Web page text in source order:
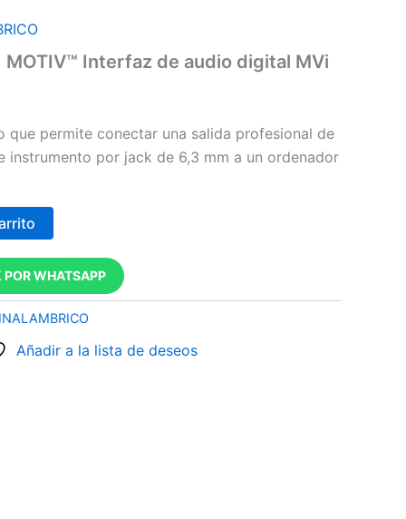
MOTIV™ Interfaz de audio digital MVi
que permite conectar una salida profesional de
instrumento por jack de 6,3 mm a un ordenador
WHATSAPP
Añadir a la lista de deseos